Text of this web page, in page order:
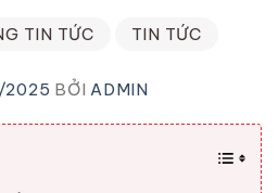
TIN TỨC TIN TỨC
BỞI ADMIN